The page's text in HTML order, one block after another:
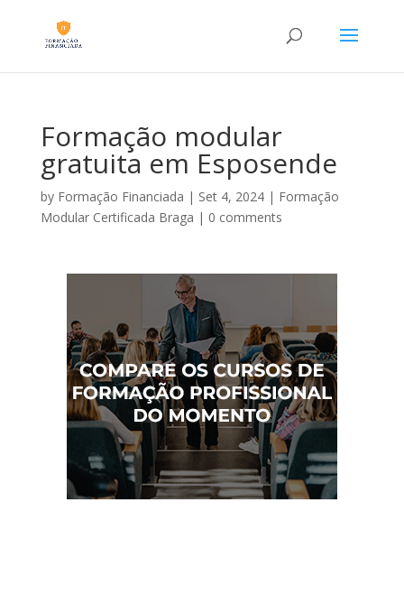
Formação modular
gratuita em Esposende
by Formação Financiada | Set 4, 2024| Formação
Modular Certificada Braga | 0 comments